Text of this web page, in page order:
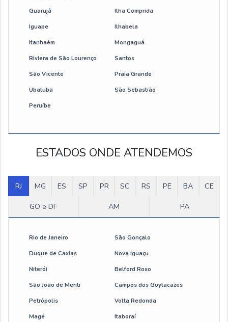
Preço de talha elétrica
Talha de cabo de aço
Talha elétrica 700 kg
Preço talha elétrica 500 kg
Talha elétrica 1000kg preço
Talha de corrente elétrica
Talha elétrica de corrente 500 kg
botoeira de comando para talha eletrica
cabo de aço flexível
Guarujá Ilha Comprida
Iguape Ilhabela
Itanhaém Mongaguá
Riviera de São Lourenço Santos
São Vicente Praia Grande
Ubatuba São Sebastião
Peruíbe
ESTADOS ONDE ATENDEMOS
RJ MG ES SP PR SC RS PE BA
CE
GO e DF
AM PA
Rio de Janeiro São Gonçalo
Duque de Caxias Nova Iguaçu
Niterói Belford Roxo
São João de Meriti Campos dos Goytacazes
Petrópolis Volta Redonda
Magé Itaboraí